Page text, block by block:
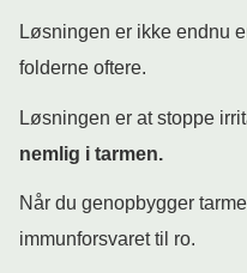
Løsningen er ikke endnu
folderne oftere.
Løsningen er at stoppe
nemlig i tarmen.
Når du genopbygger
immunforsvaret til ro.